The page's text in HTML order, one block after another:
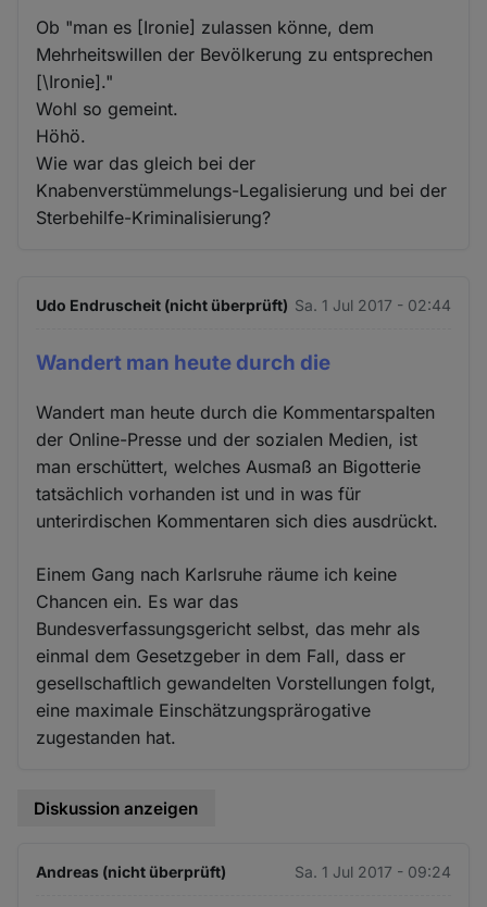
Ob "man es [Ironie] zulassen könne, dem
Mehrheitswillen der Bevölkerung zu entsprechen
[\Ironie]."
Wohl so gemeint.
Höhö.
Wie war das gleich bei der
Knabenverstümmelungs-Legalisierung und bei der
Sterbehilfe-Kriminalisierung?
Udo Endruscheit (nicht überprüft) Sa. 1 Jul 2017 - 02:44
Wandert man heute durch die
Wandert man heute durch die Kommentarspalten
der Online-Presse und der sozialen Medien, ist
man erschüttert, welches Ausmaß an Bigotterie
tatsächlich vorhanden ist und in was für
unterirdischen Kommentaren sich dies ausdrückt.
Einem Gang nach Karlsruhe räume ich keine
Chancen ein. Es war das
Bundesverfassungsgericht selbst, das mehr als
einmal dem Gesetzgeber in dem Fall, dass er
gesellschaftlich gewandelten Vorstellungen folgt,
eine maximale Einschätzungsprärogative
zugestanden hat.
Diskussion anzeigen
Andreas (nicht überprüft) Sa. 1 Jul 2017 - 09:24